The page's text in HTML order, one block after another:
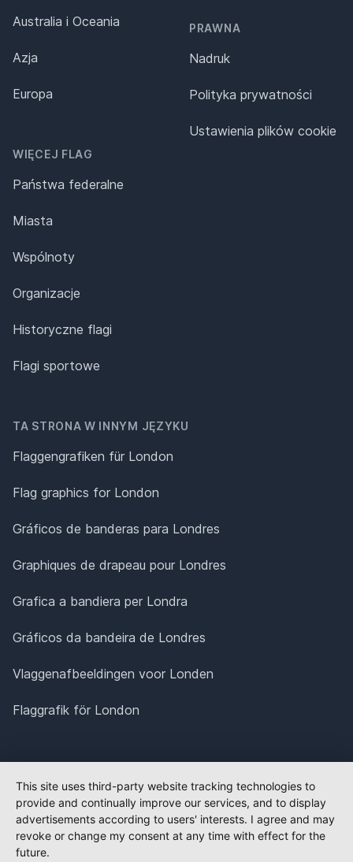
Australia i Oceania
Azja
Europa
WIĘCEJ FLAG
Państwa federalne
Miasta
Wspólnoty
Organizacje
Historyczne flagi
Flagi sportowe
PRAWNA
Nadruk
Polityka prywatności
Ustawienia plików cookie
TA STRONA W INNYM JĘZYKU
Flaggengrafiken für London
Flag graphics for London
Gráficos de banderas para Londres
Graphiques de drapeau pour Londres
Grafica a bandiera per Londra
Gráficos da bandeira de Londres
Vlaggenafbeeldingen voor Londen
Flaggrafik för London
This site uses third-party website tracking technologies to
provide and continually improve our services, and to display
advertisements according to users' interests. I agree and may
revoke or change my consent at any time with effect for the
future.